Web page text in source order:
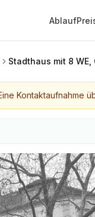
Ablauf
Stadthaus mit 8
Kontaktaufnahme